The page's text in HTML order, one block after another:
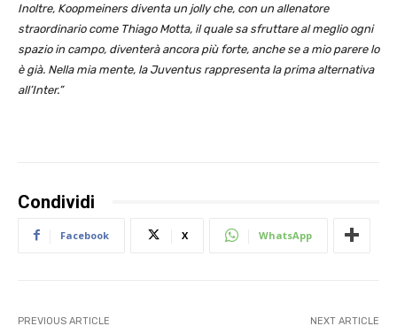
Inoltre, Koopmeiners diventa un jolly che, con un allenatore
straordinario come Thiago Motta, il quale sa sfruttare al meglio ogni
spazio in campo, diventerà ancora più forte, anche se a mio parere lo
è già. Nella mia mente, la Juventus rappresenta la prima alternativa
all’Inter.”
Condividi
Facebook X WhatsApp
PREVIOUS ARTICLE NEXT ARTICLE